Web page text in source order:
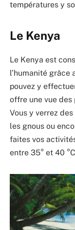
températures y
Le Kenya
Le Kenya est
l’humanité grâce
pouvez y
offre une vue des
Vous y verrez
les gnous ou
faites vos
entre 35° et 40